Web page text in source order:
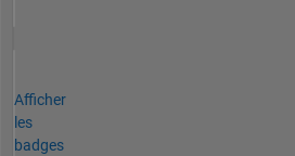
Afficher
les
badges